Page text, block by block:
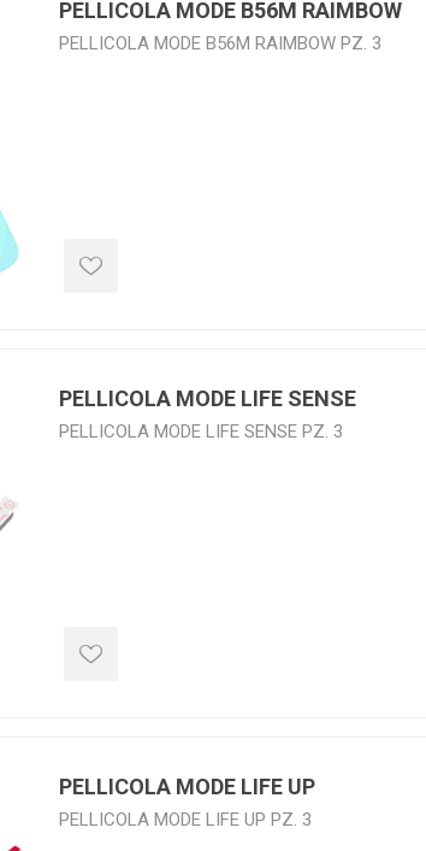
PELLICOLA MODE B56M RAIMBOW
PELLICOLA MODE B56M RAIMBOW PZ. 3
PELLICOLA MODE LIFE SENSE
PELLICOLA MODE LIFE SENSE PZ. 3
PELLICOLA MODE LIFE UP
PELLICOLA MODE LIFE UP PZ. 3